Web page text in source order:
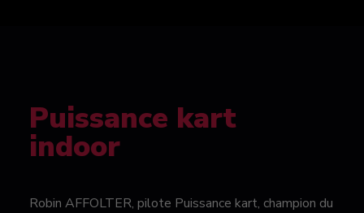
Puissance kart
indoor
Robin AFFOLTER, pilote Puissance kart, champion du